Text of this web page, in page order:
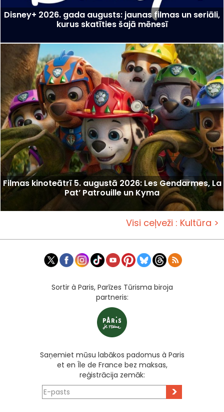
Disney+ 2026. gada augusts: jaunas filmas un seriāli,
kurus skatīties šajā mēnesī
Filmas kinoteātrī 5. augustā 2026: Les Gendarmes, La
Pat’ Patrouille un Kyma
Visi ceļveži : Kultūra >
Sortir à Paris, Parīzes Tūrisma biroja
partneris:
Saņemiet mūsu labākos padomus à Paris
et en Île de France bez maksas,
reģistrācija zemāk:
>